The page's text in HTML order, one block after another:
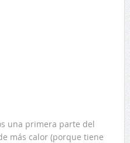
una primera parte del
más calor (porque tiene